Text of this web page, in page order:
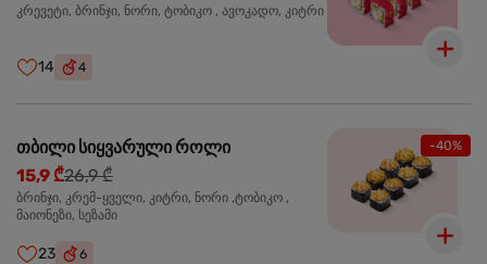
კრევეტი, ბრინჯი, ნორი, ტობიკო , ავოკადო, კიტრი
14 4
-40%
თბილი სიყვარული როლი
15,9 ₾26,9 ₾
ბრინჯი, კრემ-ყველი, კიტრი, ნორი ,ტობიკო ,
მაიონეზი, სეზამი
23 6